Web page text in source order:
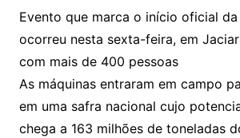
Evento que marca o início oficial
ocorreu nesta sexta-feira, em
com mais de 400 pessoas
As máquinas entraram em campo
em uma safra nacional cujo
chega a 163 milhões de toneladas